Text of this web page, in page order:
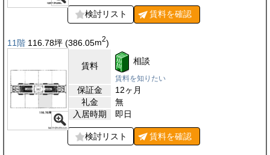
検討リスト 賃料を確認
11階 116.78坪 (386.05m2)
賃料 相談
賃料を知りたい
保証金
12ヶ月
礼金
無
入居時期
即日
検討リスト 賃料を確認